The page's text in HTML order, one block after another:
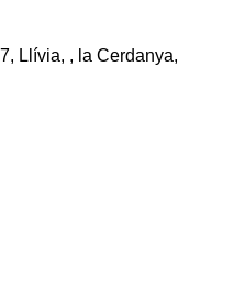
Llívia, , la Cerdanya,